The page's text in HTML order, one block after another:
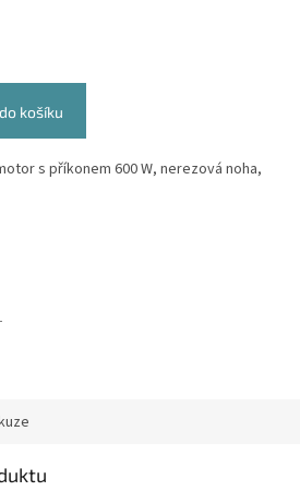
košíku
s příkonem 600 W, nerezová noha,